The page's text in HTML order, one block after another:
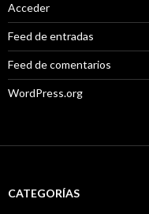
Acceder
Feed de entradas
Feed de comentarios
WordPress.org
CATEGORÍAS